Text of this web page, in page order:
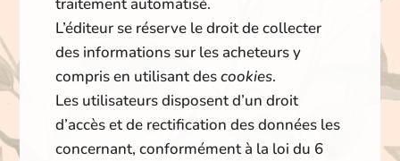
L’éditeur se réserve le droit de collecter
des informations sur les acheteurs y
compris en utilisant descookies.
Les utilisateurs disposent d’un droit
d’accès et de rectification des données les
concernant, conformément à la loi du 6